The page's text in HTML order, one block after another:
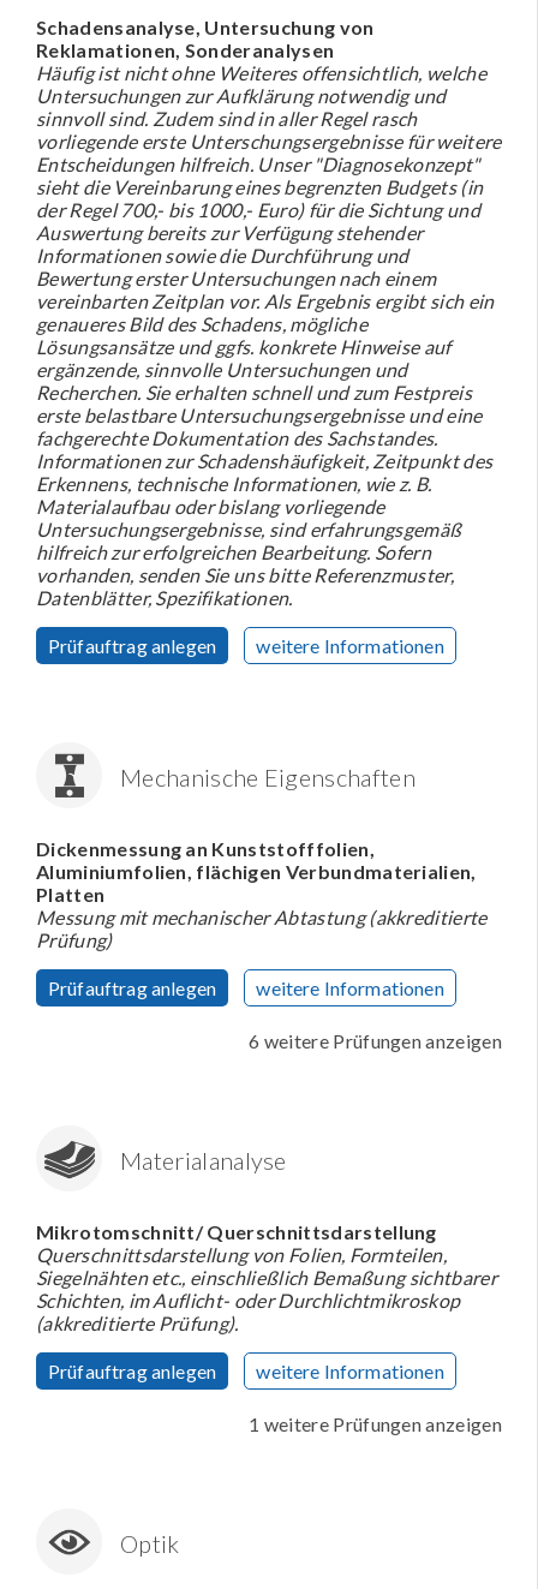
Schadensanalyse, Untersuchung von
Reklamationen, Sonderanalysen
Häufig ist nicht ohne Weiteres offensichtlich, welche
Untersuchungen zur Aufklärung notwendig und
sinnvoll sind. Zudem sind in aller Regel rasch
vorliegende erste Unterschungsergebnisse für weitere
Entscheidungen hilfreich. Unser "Diagnosekonzept"
sieht die Vereinbarung eines begrenzten Budgets (in
der Regel 700,- bis 1000,- Euro) für die Sichtung und
Auswertung bereits zur Verfügung stehender
Informationen sowie die Durchführung und
Bewertung erster Untersuchungen nach einem
vereinbarten Zeitplan vor. Als Ergebnis ergibt sich ein
genaueres Bild des Schadens, mögliche
Lösungsansätze und ggfs. konkrete Hinweise auf
ergänzende, sinnvolle Untersuchungen und
Recherchen. Sie erhalten schnell und zum Festpreis
erste belastbare Untersuchungsergebnisse und eine
fachgerechte Dokumentation des Sachstandes.
Informationen zur Schadenshäufigkeit, Zeitpunkt des
Erkennens, technische Informationen, wie z. B.
Materialaufbau oder bislang vorliegende
Untersuchungsergebnisse, sind erfahrungsgemäß
hilfreich zur erfolgreichen Bearbeitung. Sofern
vorhanden, senden Sie uns bitte Referenzmuster,
Datenblätter, Spezifikationen.
Prüfauftrag anlegen weitere Informationen
Mechanische Eigenschaften
Dickenmessung an Kunststofffolien,
Aluminiumfolien, flächigen Verbundmaterialien,
Platten
Messung mit mechanischer Abtastung (akkreditierte
Prüfung)
Prüfauftrag anlegen weitere Informationen
6 weitere Prüfungen anzeigen
Materialanalyse
Mikrotomschnitt/ Querschnittsdarstellung
Querschnittsdarstellung von Folien, Formteilen,
Siegelnähten etc., einschließlich Bemaßung sichtbarer
Schichten, im Auflicht- oder Durchlichtmikroskop
(akkreditierte Prüfung).
Prüfauftrag anlegen weitere Informationen
1 weitere Prüfungen anzeigen
Optik